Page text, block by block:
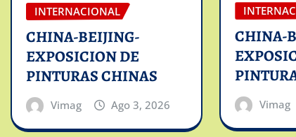
INTERNACIONAL
CHINA-BEIJING-
EXPOSICION DE
PINTURAS CHINAS
Vimag Ago 3, 2026
CHINA-
Vimag